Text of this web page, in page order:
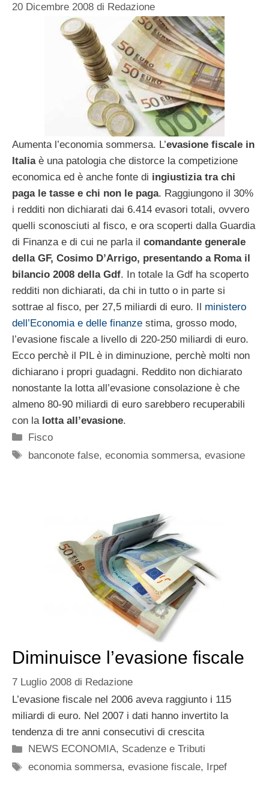
20 Dicembre 2008 di Redazione
Aumenta l’economia sommersa. L’evasione fiscale in
Italiaè una patologia che distorce la competizione
economica ed è anche fonte di ingiustizia tra chi
paga le tasse e chi non le paga. Raggiungono il 30%
i redditi non dichiarati dai 6.414 evasori totali, ovvero
quelli sconosciuti al fisco, e ora scoperti dalla Guardia
di Finanza e di cui ne parla il comandante generale
della GF, Cosimo D’Arrigo, presentando a Roma il
bilancio 2008 della Gdf. In totale la Gdf ha scoperto
redditi non dichiarati, da chi in tutto o in parte si
sottrae al fisco, per 27,5 miliardi di euro. Il ministero
dell’Economia e delle finanze stima, grosso modo,
l’evasione fiscale a livello di 220-250 miliardi di euro.
Ecco perchè il PIL è in diminuzione, perchè molti non
dichiarano i propri guadagni. Reddito non dichiarato
nonostante la lotta all’evasione consolazione è che
almeno 80-90 miliardi di euro sarebbero recuperabili
con la lotta all’evasione.
Categorie
Fisco
Tag
banconote false,economia sommersa,evasione
Diminuisce l’evasione fiscale
7 Luglio 2008 di Redazione
L’evasione fiscale nel 2006 aveva raggiunto i 115
miliardi di euro. Nel 2007 i dati hanno invertito la
tendenza di tre anni consecutivi di crescita
Categorie
NEWS ECONOMIA, Scadenze e Tributi
Tag
economia sommersa,evasione fiscale, Irpef